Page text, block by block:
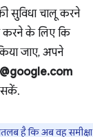
सुविधा चालू करने
करने के लिए कि
जाए, अपने
सकें.
है कि अब वह समीक्षा